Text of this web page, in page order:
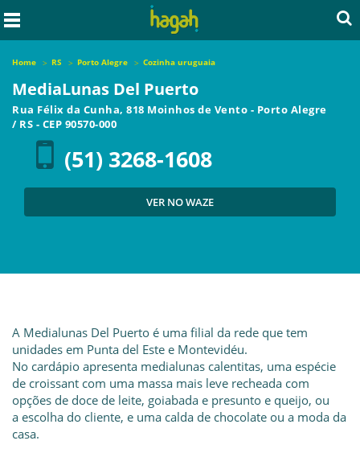
Home RS Porto Alegre Cozinha uruguaia
MediaLunas Del Puerto
Rua Félix da Cunha, 818 Moinhos de Vento - Porto Alegre
/ RS - CEP 90570-000
(51) 3268-1608
VER NO WAZE
A Medialunas Del Puerto é uma filial da rede que tem
unidades em Punta del Este e Montevidéu.
No cardápio apresenta medialunas calentitas, uma espécie
de croissant com uma massa mais leve recheada com
opções de doce de leite, goiabada e presunto e queijo, ou
a escolha do cliente, e uma calda de chocolate ou a moda da
casa.